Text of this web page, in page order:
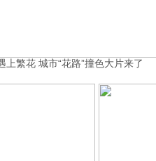
上繁花 城市“花路”撞色大片来了